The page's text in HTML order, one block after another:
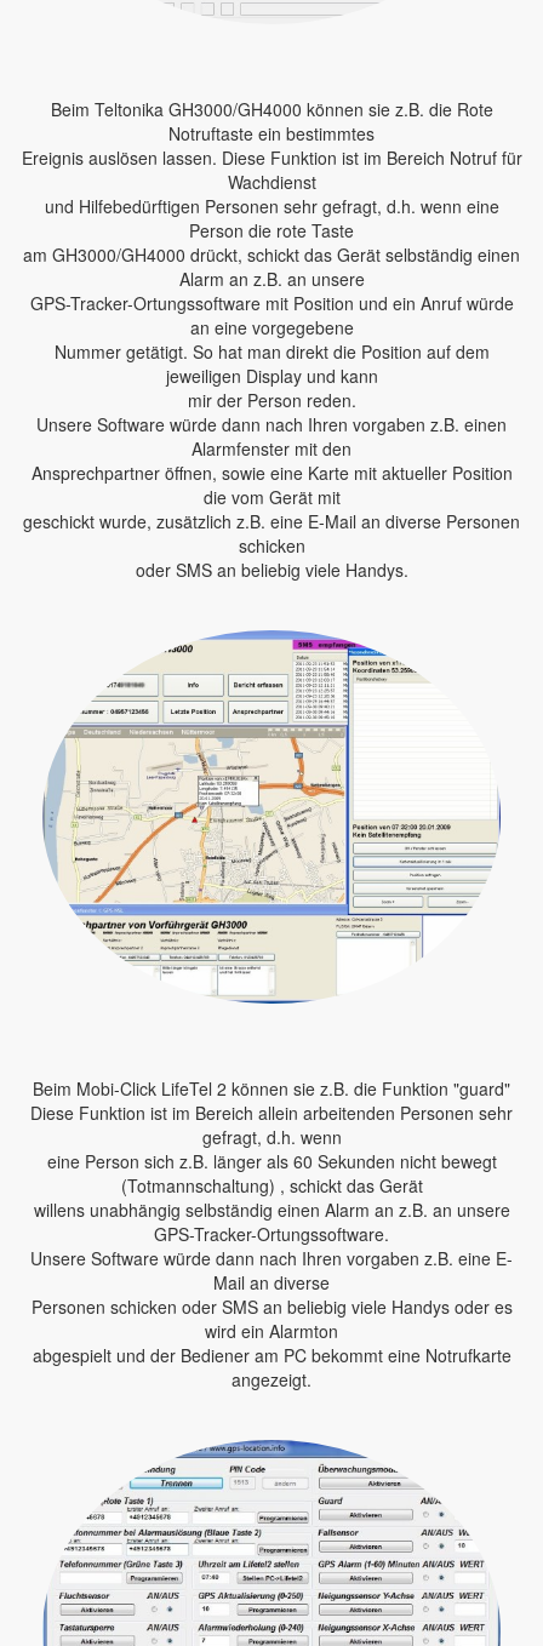
Beim Teltonika GH3000/GH4000 können sie z.B. die Rote
Notruftaste ein bestimmtes
Ereignis auslösen lassen. Diese Funktion ist im Bereich Notruf für
Wachdienst
und Hilfebedürftigen Personen sehr gefragt, d.h. wenn eine
Person die rote Taste
am GH3000/GH4000 drückt, schickt das Gerät selbständig einen
Alarm an z.B. an unsere
GPS-Tracker-Ortungssoftware mit Position und ein Anruf würde
an eine vorgegebene
Nummer getätigt. So hat man direkt die Position auf dem
jeweiligen Display und kann
mir der Person reden.
Unsere Software würde dann nach Ihren vorgaben z.B. einen
Alarmfenster mit den
Ansprechpartner öffnen, sowie eine Karte mit aktueller Position
die vom Gerät mit
geschickt wurde, zusätzlich z.B. eine E-Mail an diverse Personen
schicken
oder SMS an beliebig viele Handys.
Beim Mobi-Click LifeTel 2 können sie z.B. die Funktion "guard"
Diese Funktion ist im Bereich allein arbeitenden Personen sehr
gefragt, d.h. wenn
eine Person sich z.B. länger als 60 Sekunden nicht bewegt
(Totmannschaltung) , schickt das Gerät
willens unabhängig selbständig einen Alarm an z.B. an unsere
GPS-Tracker-Ortungssoftware.
Unsere Software würde dann nach Ihren vorgaben z.B. eine E-
Mail an diverse
Personen schicken oder SMS an beliebig viele Handys oder es
wird ein Alarmton
abgespielt und der Bediener am PC bekommt eine Notrufkarte
angezeigt.